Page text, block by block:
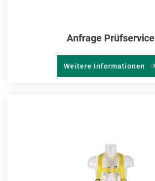
Anfrage Prüfservice
Weitere Informationen